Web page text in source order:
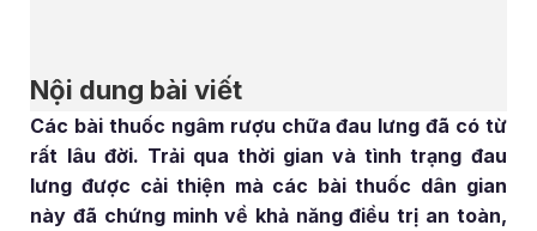
Nội dung bài viết
Các bài thuốc ngâm rượu chữa đau lưng đã có từ
rất lâu đời. Trải qua thời gian và tình trạng đau
lưng được cải thiện mà các bài thuốc dân gian
này đã chứng minh về khả năng điều trị an toàn,